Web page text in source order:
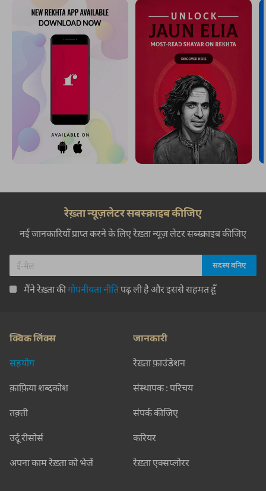
रेख़्ता न्यूज़लेटर सबस्क्राइब कीजिए
नई जानकारियाँ प्राप्त करने के लिए रेख़्ता न्यूज़ लेटर सब्स्क्राइब कीजिए
मैंने रेख़्ता कीगोपनीयता नीतिपढ़ ली है और इससे सहमत हूँ
क्विक लिंक्स
सहयोग
क़ाफ़िया शब्दकोश
तक़्ती
उर्दू रीसोर्स
अपना काम रेख़्ता को भेजें
जानकारी
रेख़्ता फ़ाउंडेशन
संस्थापक : परिचय
संपर्क कीजिए
करियर
रेख़्ता एक्सप्लोरर